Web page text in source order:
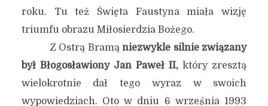
roku. Tu też Święta Faustyna miała wizję
triumfu obrazu Miłosierdzia Bożego.
Z Ostrą Bramąniezwykle silnie związany
był Błogosławiony Jan Paweł II, który zresztą
wielokrotnie dał tego wyraz w swoich
wypowiedziach. Oto w dniu 6 września 1993